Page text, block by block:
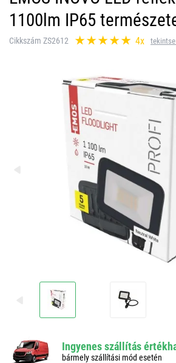
1100lm IP65
Cikkszám ZS2612 4x
Ingyenes szállítás
bármely szállítási mód esetén